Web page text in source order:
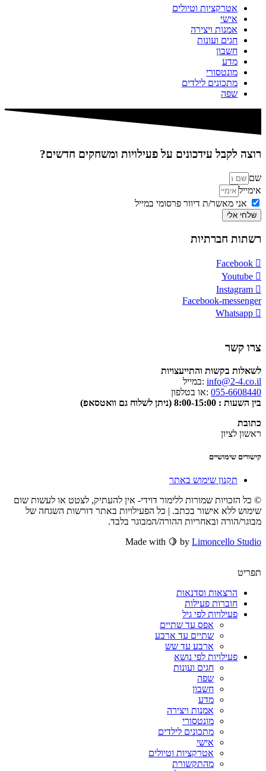
אטרקציות וטיולים
אישי
אמנות ויצירה
חגים ועונות
חשבון
מדע
מונטסורי
מתכונים לילדים
שפה
רוצה לקבל עידכונים על פעילויות ומשחקים חדשים?
שם
אימייל
אני מאשר/ת דיוור פרסומי במייל
שלחי אלי
רשתות חברתיות
Facebook
Youtube
Instagram
Facebook-messenger
Whatsapp
צרו קשר
לשאלות בקשות והתייעצויות
info@2-4.co.il :במייל
055-6608440 :או בטלפון
בין השעות : 8:00-15:00 (ניתן לשלוח גם וואטסאפ)
כתובת
ראשון לציון
קישורים שימושיים
תקנון שימוש באתר
© כל הזכויות שמורות ללימור דוידי- אין להעתיק, לצטט או לעשות שום
שימוש ללא אישור בכתב. | כל הפעילויות באתר דורשות השגחה של
מבוגר/הורה ובאחריות ההורה/המבוגר בלבד.
Made with 🍋 by Limoncello Studio
תפריט
הרצאות וסדנאות
חוברות פעילות
פעילויות לפי גיל
אפס עד שתיים
שתיים עד ארבע
ארבע עד שש
פעילויות לפי נושא
חגים ועונות
שפה
חשבון
מדע
אמנות ויצירה
מונטסורי
מתכונים לילדים
אישי
אטרקציות וטיולים
מהתקשורת